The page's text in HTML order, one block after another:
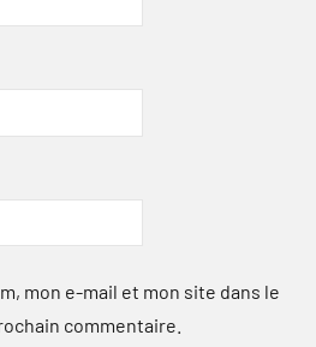
mon e-mail et mon site dans le
commentaire.